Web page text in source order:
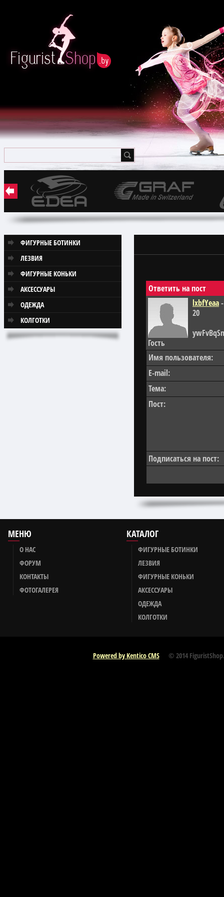
ФИГУРНЫЕ БОТИНКИ
ЛЕЗВИЯ
ФИГУРНЫЕ КОНЬКИ
АКСЕССУАРЫ
ОДЕЖДА
КОЛГОТКИ
Ответить на пост
Гость
lxbfYeaa-
20
Имя пользователя:
E-mail:
Тема:
Пост:
Подписаться на пост:
МЕНЮ
О НАС
ФОРУМ
КОНТАКТЫ
ФОТОГАЛЕРЕЯ
КАТАЛОГ
ФИГУРНЫЕ БОТИНКИ
ЛЕЗВИЯ
ФИГУРНЫЕ КОНЬКИ
АКСЕССУАРЫ
ОДЕЖДА
КОЛГОТКИ
Powered by Kentico CMS© 2014